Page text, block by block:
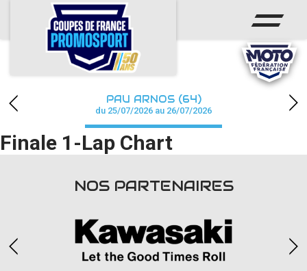
ACCUEIL
ACTUS
CALENDRIER
CHAMPIONNAT
RÉSULTATS
accéder à la billetterie
PAU ARNOS (64)
du 25/07/2026 au 26/07/2026
Finale 1-Lap Chart
NOS PARTENAIRES